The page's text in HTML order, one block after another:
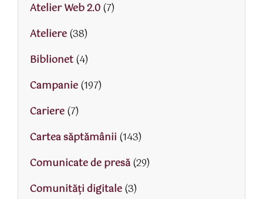
Atelier Web 2.0(7)
Ateliere(38)
Biblionet(4)
Campanie(197)
Cariere(7)
Cartea săptămânii (143)
Comunicate de presă(29)
Comunități digitale(3)